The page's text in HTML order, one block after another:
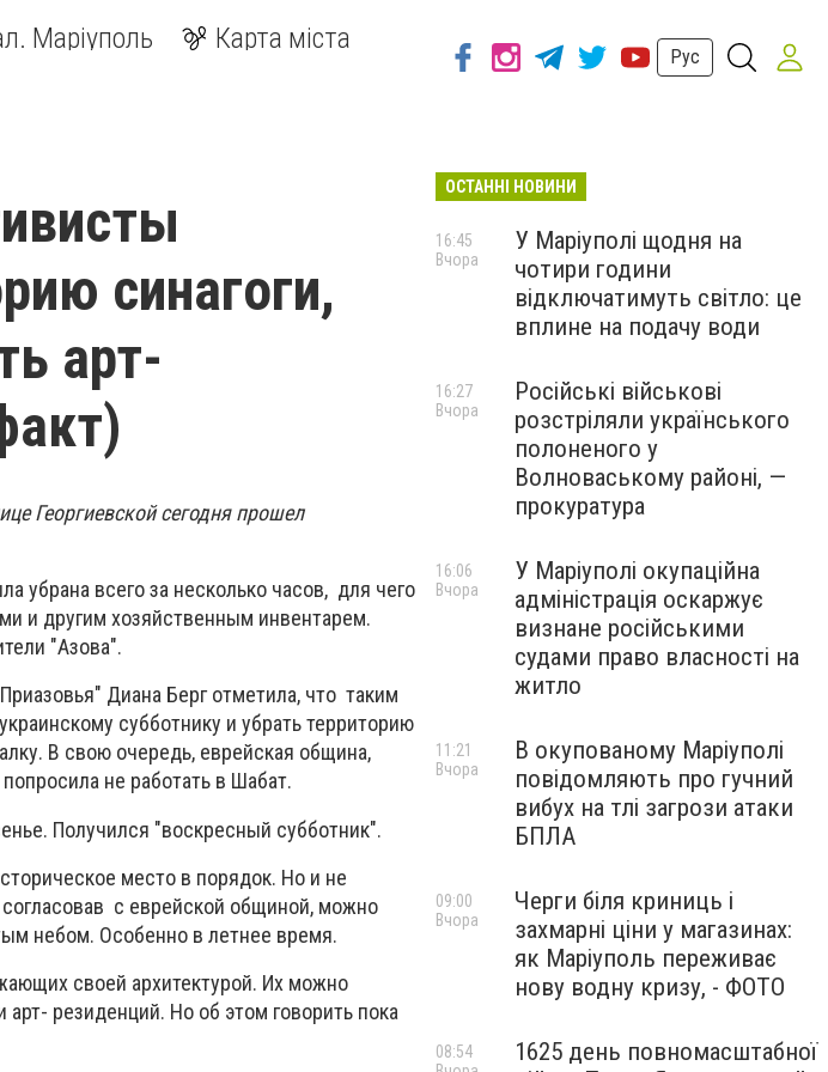
Маріуполь Карта міста
Рус
синагоги,
арт-
Георгиевской сегодня прошел
убрана всего за несколько часов, для чего
и другим хозяйственным инвентарем.
"Азова".
Диана Берг отметила, что таким
субботнику и убрать территорию
В свою очередь, еврейская община,
не работать в Шабат.
Получился "воскресный субботник".
место в порядок. Но и не
с еврейской общиной, можно
небом. Особенно в летнее время.
своей архитектурой. Их можно
резиденций. Но об этом говорить пока
ОСТАННІ НОВИНИ
У Маріуполі щодня на
чотири години
відключатимуть світло: це
вплине на подачу води
16:45
Вчора
Російські військові
розстріляли українського
полоненого у
Волноваському районі, —
прокуратура
16:27
Вчора
У Маріуполі окупаційна
адміністрація оскаржує
визнане російськими
судами право власності на
житло
16:06
Вчора
В окупованому Маріуполі
повідомляють про гучний
вибух на тлі загрози атаки
БПЛА
11:21
Вчора
Черги біля криниць і
захмарні ціни у магазинах:
як Маріуполь переживає
нову водну кризу, - ФОТО
09:00
Вчора
1625 день повномасштабної
08:54